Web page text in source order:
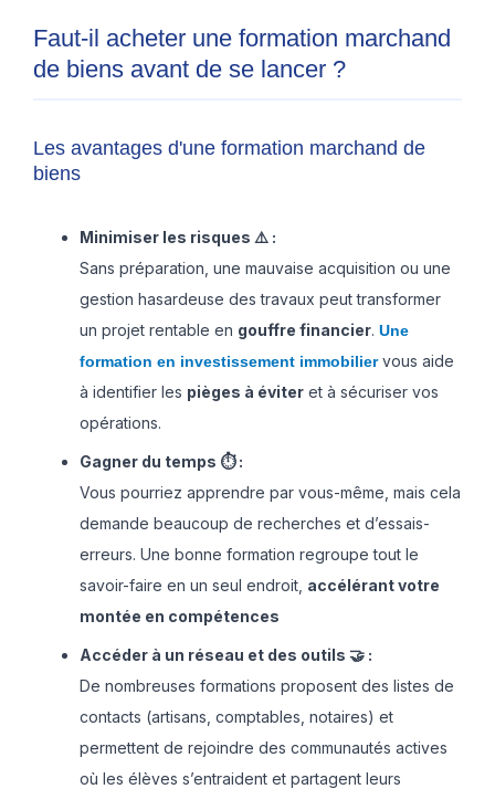
Faut-il acheter une formation marchand
de biens avant de se lancer ?
Les avantages d'une formation marchand de
biens
Minimiser les risques ⚠️ :
Sans préparation, une mauvaise acquisition ou une
gestion hasardeuse des travaux peut transformer
un projet rentable en gouffre financier. Une
formation en investissement immobiliervous aide
à identifier les pièges à éviter et à sécuriser vos
opérations.
Gagner du temps ⏱️ :
Vous pourriez apprendre par vous-même, mais cela
demande beaucoup de recherches et d’essais-
erreurs. Une bonne formation regroupe tout le
savoir-faire en un seul endroit, accélérant votre
montée en compétences
Accéder à un réseau et des outils 🤝 :
De nombreuses formations proposent des listes de
contacts (artisans, comptables, notaires) et
permettent de rejoindre des communautés actives
où les élèves s’entraident et partagent leurs